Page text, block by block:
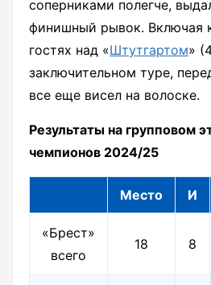
соперниками полегче,
финишный рывок. Включая
гостях над «Штутгартом»
заключительном туре,
все еще висел на волоске.
Результаты на групповом
чемпионов 2024/25
Место И
«Брест»
всего
18 8